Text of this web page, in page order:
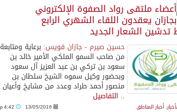
أعضاء ملتقى رواد الصفوة الإلكتروني
بجازان يعقدون اللقاء الشهري الرابع
الشعار الجديد
حسين صيرم - جازان فويس: برعاية ومتابعة
من صاحب السمو الملكي الأمير خالد بن
سعود بن تركي بن عبد العزيز آل سعود
وبحضور وكيل سموه الشيخ سلطان بن
منصور أحمد طراد وعدد من مشايخ وأعيان
.. التفاصيل
,أخبار المناطق 13/05/2016 4:42 م